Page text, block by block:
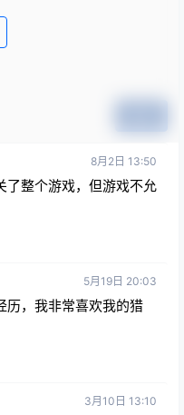
8月2日 13:50
了整个游戏，但游戏不允
5月19日 20:03
历，我非常喜欢我的猎
3月10日 13:10